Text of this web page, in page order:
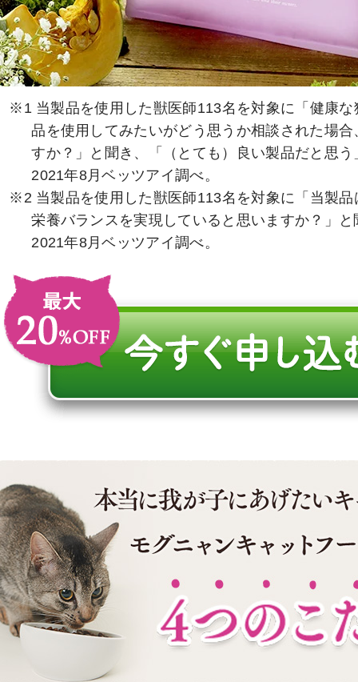
※1 当製品を使用した獣医師113名を対象に「健康な
品を使用してみたいがどう思うか相談された場
すか？」と聞き、「（とても）良い製品だと思
2021年8月ベッツアイ調べ。
※2 当製品を使用した獣医師113名を対象に「当製品
栄養バランスを実現していると思いますか？」と
2021年8月ベッツアイ調べ。